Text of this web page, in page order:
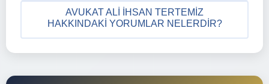
AVUKAT ALI İHSAN TERTEMIZ
HAKKINDAKI YORUMLAR NELERDIR?